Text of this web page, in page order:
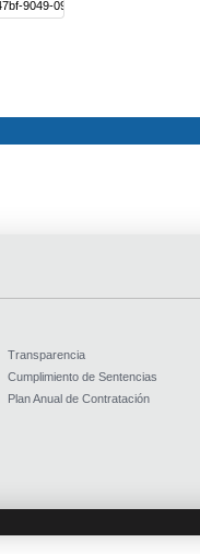
Transparencia
Cumplimiento de Sentencias
Plan Anual de Contratación